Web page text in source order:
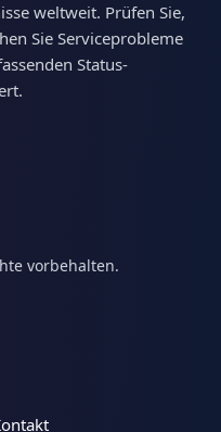
weltweit. Prüfen Sie,
Sie Serviceprobleme
Status-
vorbehalten.